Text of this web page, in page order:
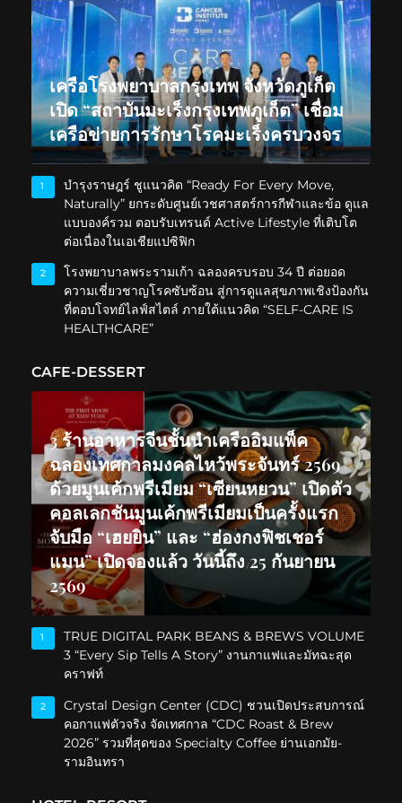
เครือโรงพยาบาลกรุงเทพ จังหวัดภูเก็ต
เปิด “สถาบันมะเร็งกรุงเทพภูเก็ต” เชื่อม
เครือข่ายการรักษาโรคมะเร็งครบวงจร
1
บำรุงราษฎร์ ชูแนวคิด “Ready For Every Move,
Naturally” ยกระดับศูนย์เวชศาสตร์การกีฬาและข้อ ดูแล
แบบองค์รวม ตอบรับเทรนด์ Active Lifestyle ที่เติบโต
ต่อเนื่องในเอเชียแปซิฟิก
2
โรงพยาบาลพระรามเก้า ฉลองครบรอบ 34 ปี ต่อยอด
ความเชี่ยวชาญโรคซับซ้อน สู่การดูแลสุขภาพเชิงป้องกัน
ที่ตอบโจทย์ไลฟ์สไตล์ ภายใต้แนวคิด “SELF-CARE IS
HEALTHCARE”
CAFE-DESSERT
3 ร้านอาหารจีนชั้นนำเครืออิมแพ็ค
ฉลองเทศกาลมงคลไหว้พระจันทร์ 2569
ด้วยมูนเค้กพรีเมียม “เซียนหยวน” เปิดตัว
คอลเลกชันมูนเค้กพรีเมียมเป็นครั้งแรก
จับมือ “เฮยยิน” และ “ฮ่องกงฟิชเชอร์
แมน” เปิดจองแล้ว วันนี้ถึง 25 กันยายน
2569
1
TRUE DIGITAL PARK BEANS & BREWS VOLUME
3 “Every Sip Tells A Story” งานกาแฟและมัทฉะสุด
คราฟท์
2
Crystal Design Center (CDC) ชวนเปิดประสบการณ์
คอกาแฟตัวจริง จัดเทศกาล “CDC Roast & Brew
2026” รวมที่สุดของ Specialty Coffee ย่านเอกมัย-
รามอินทรา